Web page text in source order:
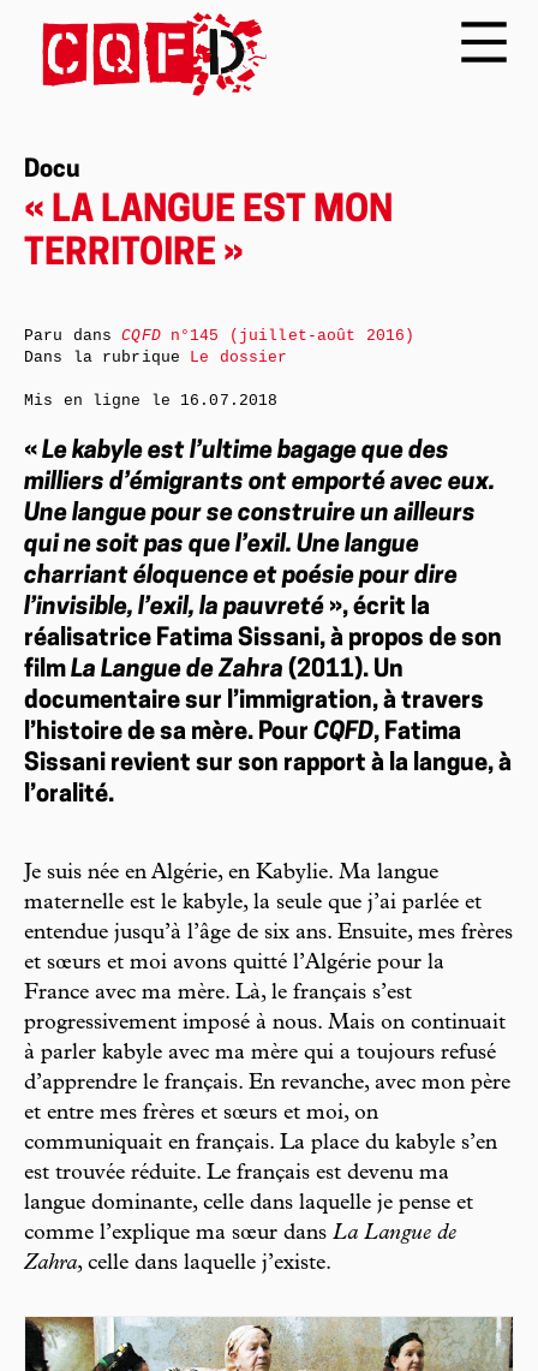
Docu
« LA LANGUE EST MON
TERRITOIRE »
« Le kabyle est l’ultime bagage que des
milliers d’émigrants ont emporté avec eux.
Une langue pour se construire un ailleurs
qui ne soit pas que l’exil. Une langue
charriant éloquence et poésie pour dire
l’invisible, l’exil, la pauvreté », écrit la
réalisatrice Fatima Sissani, à propos de son
film La Langue de Zahra (2011). Un
documentaire sur l’immigration, à travers
l’histoire de sa mère. Pour CQFD, Fatima
Sissani revient sur son rapport à la langue, à
l’oralité.
Je suis née en Algérie, en Kabylie. Ma langue
maternelle est le kabyle, la seule que j’ai parlée et
entendue jusqu’à l’âge de six ans. Ensuite, mes frères
et sœurs et moi avons quitté l’Algérie pour la
France avec ma mère. Là, le français s’est
progressivement imposé à nous. Mais on continuait
à parler kabyle avec ma mère qui a toujours refusé
d’apprendre le français. En revanche, avec mon père
et entre mes frères et sœurs et moi, on
communiquait en français. La place du kabyle s’en
est trouvée réduite. Le français est devenu ma
langue dominante, celle dans laquelle je pense et
comme l’explique ma sœur dans La Langue de
Zahra, celle dans laquelle j’existe.
Paru dansCQFDn°145 (juillet-août 2016)
Dans la rubrique Le dossier
Mis en ligne le 16.07.2018